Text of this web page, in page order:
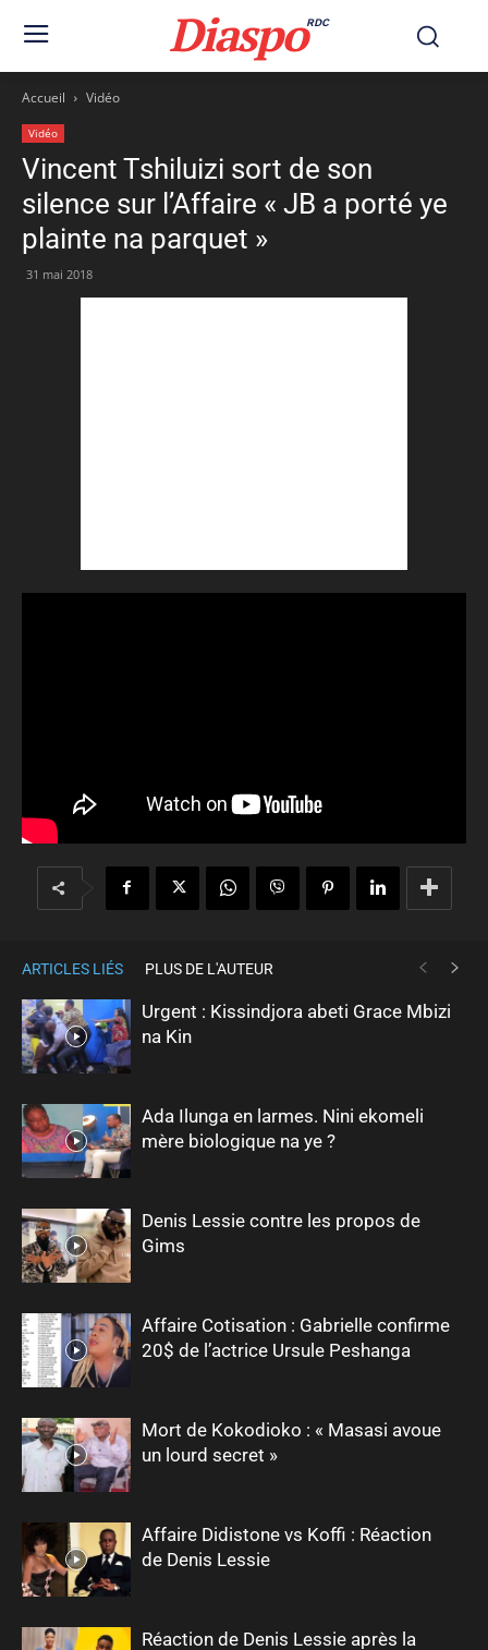
DiaspoRDC
Accueil Vidéo
Vidéo
Vincent Tshiluizi sort de son
silence sur l’Affaire « JB a porté ye
plainte na parquet »
31 mai 2018
ARTICLES LIÉS PLUS DE L'AUTEUR
Urgent : Kissindjora abeti Grace Mbizi
na Kin
Ada Ilunga en larmes. Nini ekomeli
mère biologique na ye ?
Denis Lessie contre les propos de
Gims
Affaire Cotisation : Gabrielle confirme
20$ de l’actrice Ursule Peshanga
Mort de Kokodioko : « Masasi avoue
un lourd secret »
Affaire Didistone vs Koffi : Réaction
de Denis Lessie
Réaction de Denis Lessie après la